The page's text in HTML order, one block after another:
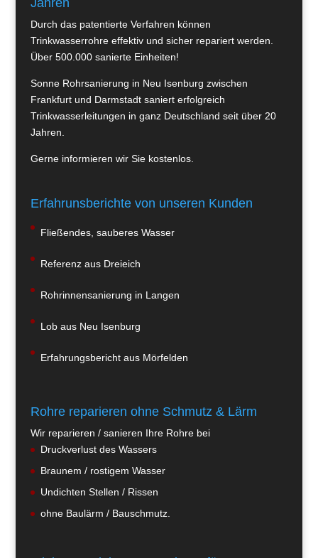
Jahren
Durch das patentierte Verfahren können
Trinkwasserrohre effektiv und sicher repariert werden.
Über 500.000 sanierte Einheiten!
Sonne Rohrsanierung in Neu Isenburg zwischen
Frankfurt und Darmstadt saniert erfolgreich
Trinkwasserleitungen in ganz Deutschland seit über 20
Jahren.
Gerne informieren wir Sie kostenlos.
Erfahrunsberichte von unseren Kunden
Fließendes, sauberes Wasser
Referenz aus Dreieich
Rohrinnensanierung in Langen
Lob aus Neu Isenburg
Erfahrungsbericht aus Mörfelden
Rohre reparieren ohne Schmutz & Lärm
Wir reparieren / sanieren Ihre Rohre bei
Druckverlust des Wassers
Braunem / rostigem Wasser
Undichten Stellen / Rissen
ohne Baulärm / Bauschmutz.